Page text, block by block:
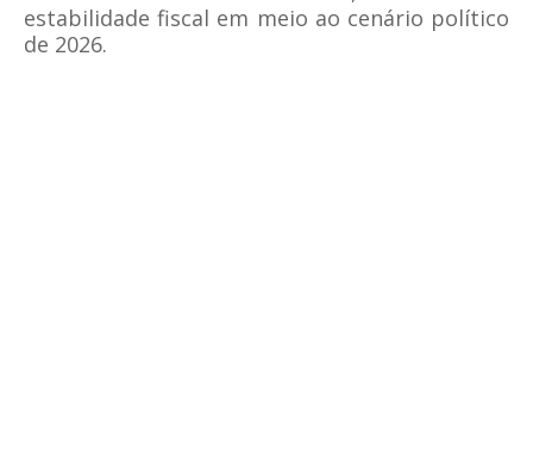
estabilidade fiscal em meio ao cenário político
de 2026.